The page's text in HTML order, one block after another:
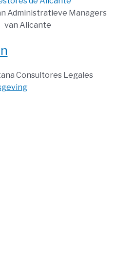
Administratieve Managers
van Alicante
Consultores Legales